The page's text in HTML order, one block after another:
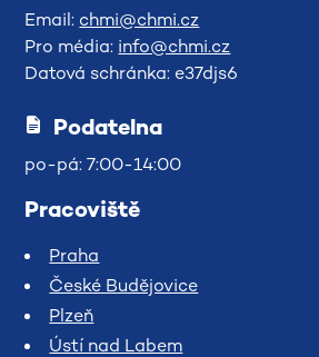
Email: chmi@chmi.cz
Pro média: info@chmi.cz
Datová schránka: e37djs6
Podatelna
po-pá: 7:00-14:00
Pracoviště
Praha
České Budějovice
Plzeň
Ústí nad Labem